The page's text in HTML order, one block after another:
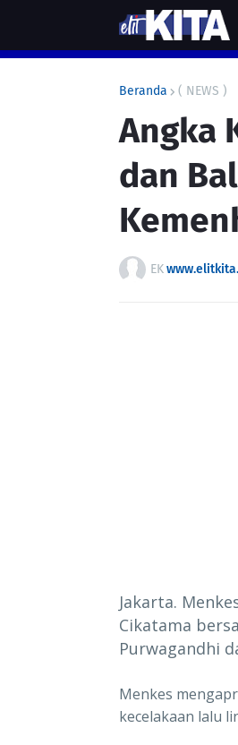
Beranda ( NEWS )
Angka
dan
EK
Jakarta.
Cikatama
Purwagandhi
Menkes
kecelakaan lalu